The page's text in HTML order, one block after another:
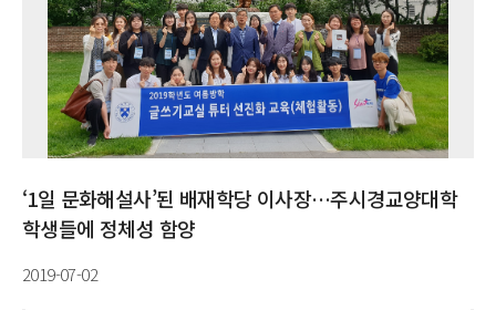
‘1일 문화해설사’된 배재학당 이사장…주시경교양대학
학생들에 정체성 함양
2019-07-02